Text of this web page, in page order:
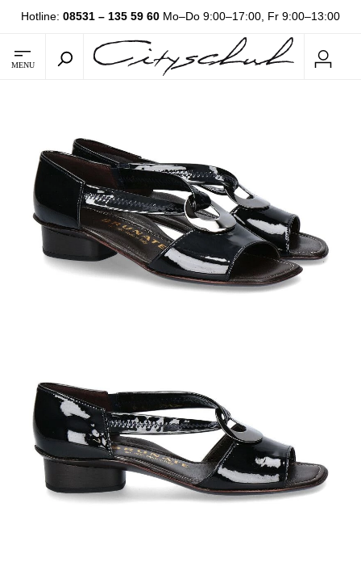
Hotline: 08531 – 135 59 60 Mo–Do 9:00–17:00, Fr 9:00–13:00
MENU